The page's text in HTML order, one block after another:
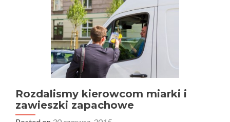
Rozdalismy kierowcom miarki i
zawieszki zapachowe